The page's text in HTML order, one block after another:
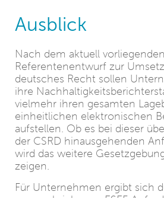
Ausblick
Nach dem aktuell vorliegenden
Referentenentwurf zur
deutsches Recht sollen
ihre
vielmehr ihren gesamten
einheitlichen elektronischen
aufstellen. Ob es bei dieser
der CSRD hinausgehenden
wird das weitere
zeigen.
Für Unternehmen ergibt sich